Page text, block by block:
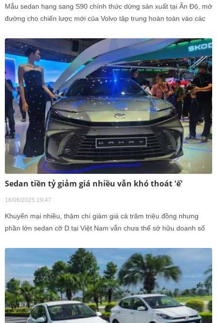
Mẫu sedan hạng sang S90 chính thức dừng sản xuất tại Ấn Độ, mở
đường cho chiến lược mới của Volvo tập trung hoàn toàn vào các
Sedan tiền tỷ giảm giá nhiều vẫn khó thoát 'ế'
16/06/2025 19:47
Khuyến mại nhiều, thậm chí giảm giá cả trăm triệu đồng nhưng
phần lớn sedan cỡ D tại Việt Nam vẫn chưa thể sở hữu doanh số